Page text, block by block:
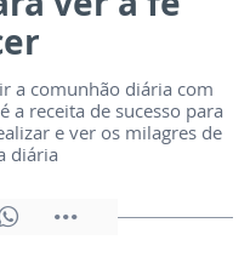
a comunhão diária com
a receita de sucesso para
e ver os milagres de
diária